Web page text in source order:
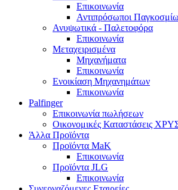
Επικοινωνία
Αντιπρόσωποι
Ανυψωτικά - Παλετοφόρα
Επικοινωνία
Μεταχειρισμένα
Μηχανήματα
Επικοινωνία
Ενοικίαση Μηχανημάτων
Επικοινωνία
Palfinger
Επικοινωνία πωλήσεων
Οικονομικές Καταστάσεις
Άλλα Προϊόντα
Προϊόντα MaK
Επικοινωνία
Προϊόντα JLG
Επικοινωνία